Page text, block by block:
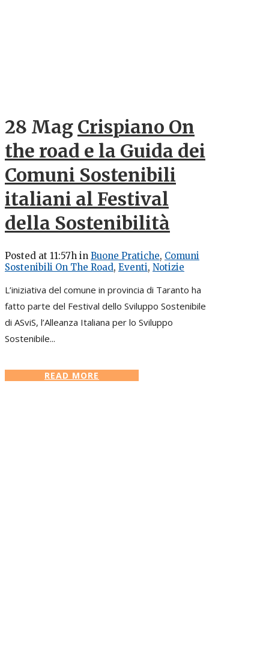
28 Mag Crispiano On
the road e la Guida dei
Comuni Sostenibili
italiani al Festival
della Sostenibilità
Posted at 11:57h in Buone Pratiche, Comuni
Sostenibili On The Road, Eventi, Notizie
L’iniziativa del comune in provincia di Taranto ha
fatto parte del Festival dello Sviluppo Sostenibile
di ASviS, l’Alleanza Italiana per lo Sviluppo
Sostenibile...
READ MORE